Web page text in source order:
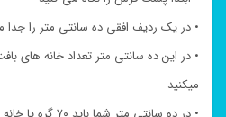
• در یک ردیف افقی ده سانتی متر را جدا
• در این ده سانتی متر تعداد خانه های
میکنید